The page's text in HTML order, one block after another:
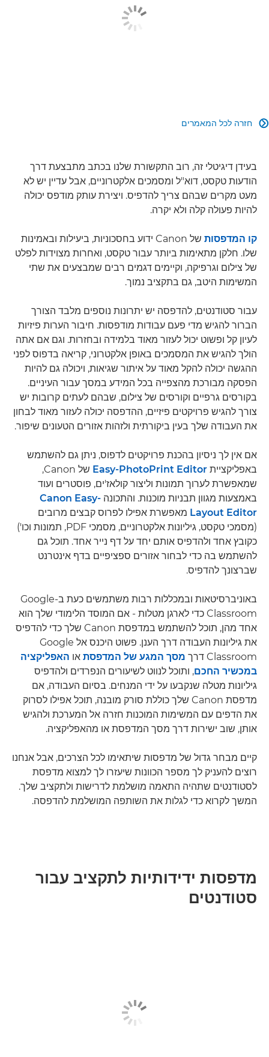
חזרה לכל המאמרים 
בעידן דיגיטלי זה, רוב התקשורת שלנו בכתב מתבצעת דרך
הודעות טקסט, דוא"ל ומסמכים אלקטרוניים, אבל עדיין יש לא
מעט מקרים שבהם צריך להדפיס. ויצירת עותק מודפס יכולה
להיות פעולה קלה ולא יקרה.
קו המדפסות
של Canon ידוע בחסכוניות, ביעילות ובאמינות
שלו. חלקן מתאימות ביותר עבור טקסט, ואחרות מצוידות לפלט
של צילום וגרפיקה, וקיימים דגמים רבים שמבצעים את שתי
המשימות היטב, גם בתקציב נמוך.
עבור סטודנטים, להדפסה יש יתרונות נוספים מלבד הצורך
הברור להגיש מדי פעם עבודות מודפסות. חיבור הערות פיזיות
לעיון קל ופשוט יכול לעזור מאוד בלמידה ובחזרות. וגם אם אתה
הולך להגיש את המסמכים באופן אלקטרוני, קריאה בדפוס לפני
ההגשה יכולה להקל מאוד על איתור שגיאות, ויכולה גם להיות
הפסקה מבורכת מהצפייה בכל המידע במסך עבור העיניים.
בקורסים גרפיים וקורסים של צילום, שבהם לעתים קרובות יש
צורך להגיש פרויקטים פיזיים, ההדפסה יכולה לעזור מאוד לבחון
את העבודה שלך בעין ביקורתית ולזהות אזורים הטעונים שיפור.
אם אין לך ניסיון בהכנת פרויקטים לדפוס, ניתן גם להשתמש
באפליקציית Easy-PhotoPrint Editor
של Canon,
שמאפשרת לערוך תמונות וליצור קולאז'ים, פוסטרים ועוד
באמצעות מגוון תבניות מוכנות. והתכונה Canon Easy-
Layout Editor מאפשרת אפילו לפרוס קבצים מרובים
(מסמכי טקסט, גיליונות אלקטרוניים, מסמכי PDF, תמונות וכו')
כקובץ אחד ולהדפיס אותם יחד על דף נייר אחד. תוכל גם
להשתמש בה כדי לבחור אזורים ספציפיים בדף אינטרנט
שברצונך להדפיס.
באוניברסיטאות ובמכללות רבות משתמשים כעת ב-Google
Classroom כדי לארגן מטלות - אם המוסד הלימודי שלך הוא
אחד מהן, תוכל להשתמש במדפסת Canon שלך כדי להדפיס
את גיליונות העבודה דרך הענן. פשוט היכנס אל Google
Classroom דרך
מסך המגע של המדפסת או האפליקציה
במכשיר החכם, ותוכל לנווט לשיעורים הנפרדים ולהדפיס
גיליונות מטלה שנקבעו על ידי המנחים. בסיום העבודה, אם
מדפסת Canon שלך כוללת סורק מובנה, תוכל אפילו לסרוק
את הדפים עם המשימות המוכנות חזרה אל המערכת ולהגיש
אותן, שוב ישירות דרך מסך המדפסת או מהאפליקציה.
קיים מבחר גדול של מדפסות שיתאימו לכל הצרכים, אבל אנחנו
רוצים להעניק לך מספר הכוונות שיעזרו לך למצוא מדפסת
לסטודנטים שתהיה התאמה מושלמת לדרישות ולתקציב שלך.
המשך לקרוא כדי לגלות את השותפה המושלמת להדפסה.
מדפסות ידידותיות לתקציב עבור
סטודנטים